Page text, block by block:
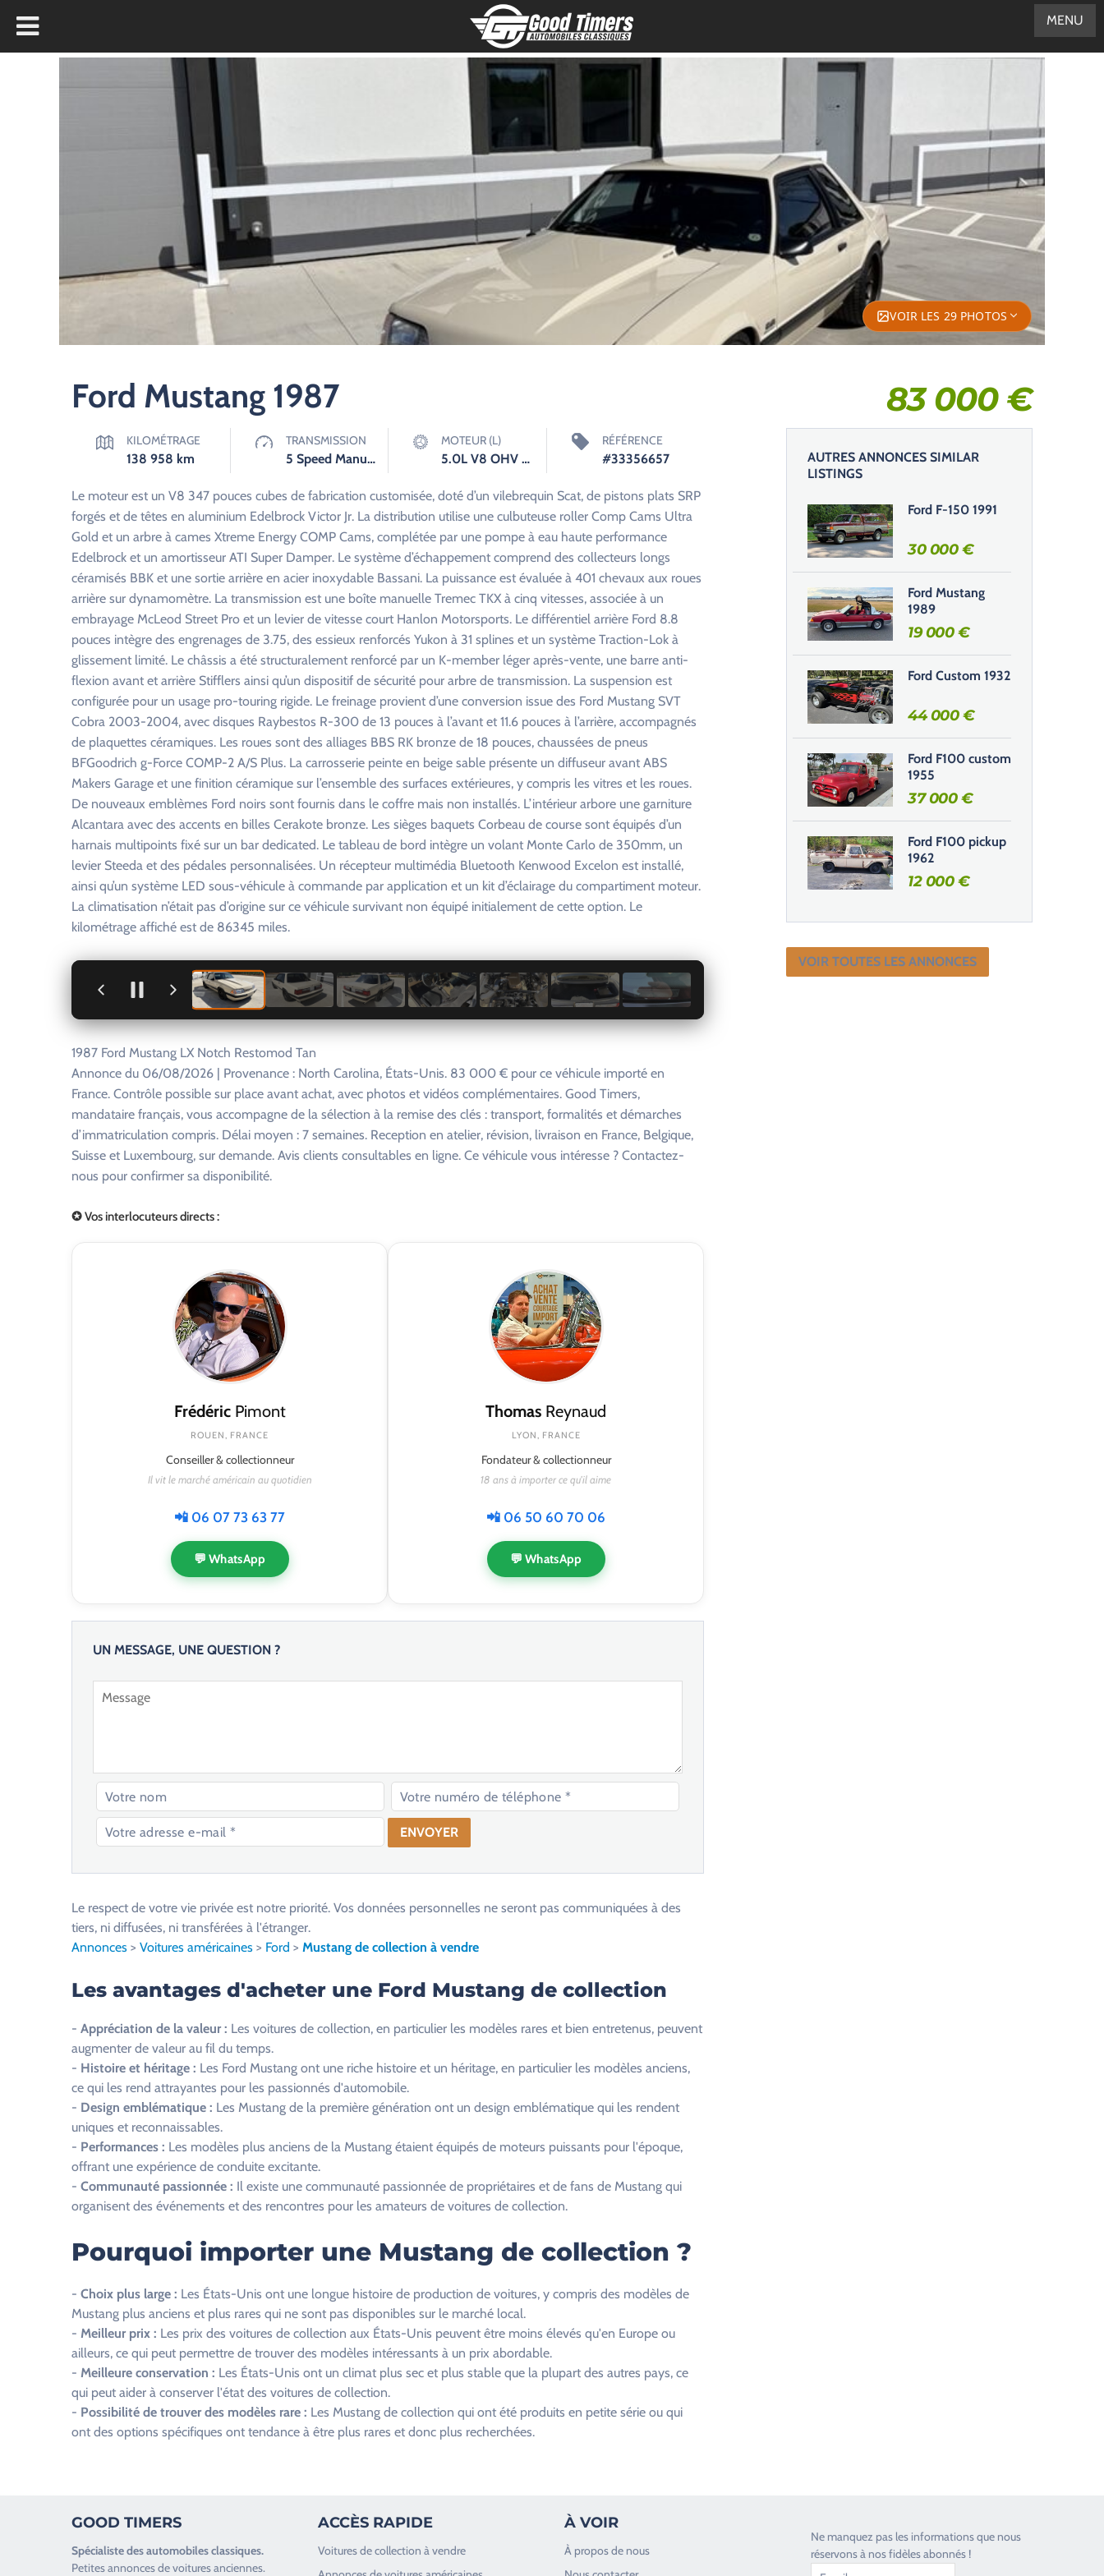
VOIR LES 29 PHOTOS
Ford Mustang 1987 83 000€
KILOMÉTRAGE
138 958 km
TRANSMISSION
5 Speed Manuelle
MOTEUR (L)
5.0L V8 OHV 16V FI Engine
RÉFÉRENCE
#33356657
Le moteur est un V8 347 pouces cubes de fabrication customisée, doté d’un vilebrequin Scat, de pistons plats SRP
forgés et de têtes en aluminium Edelbrock Victor Jr. La distribution utilise une culbuteuse roller Comp Cams Ultra
Gold et un arbre à cames Xtreme Energy COMP Cams, complétée par une pompe à eau haute performance
Edelbrock et un amortisseur ATI Super Damper. Le système d’échappement comprend des collecteurs longs
céramisés BBK et une sortie arrière en acier inoxydable Bassani. La puissance est évaluée à 401 chevaux aux roues
arrière sur dynamomètre. La transmission est une boîte manuelle Tremec TKX à cinq vitesses, associée à un
embrayage McLeod Street Pro et un levier de vitesse court Hanlon Motorsports. Le différentiel arrière Ford 8.8
pouces intègre des engrenages de 3.75, des essieux renforcés Yukon à 31 splines et un système Traction-Lok à
glissement limité. Le châssis a été structuralement renforcé par un K-member léger après-vente, une barre anti-
flexion avant et arrière Stifflers ainsi qu’un dispositif de sécurité pour arbre de transmission. La suspension est
configurée pour un usage pro-touring rigide. Le freinage provient d’une conversion issue des Ford Mustang SVT
Cobra 2003-2004, avec disques Raybestos R-300 de 13 pouces à l’avant et 11.6 pouces à l’arrière, accompagnés
de plaquettes céramiques. Les roues sont des alliages BBS RK bronze de 18 pouces, chaussées de pneus
BFGoodrich g-Force COMP-2 A/S Plus. La carrosserie peinte en beige sable présente un diffuseur avant ABS
Makers Garage et une finition céramique sur l’ensemble des surfaces extérieures, y compris les vitres et les roues.
De nouveaux emblèmes Ford noirs sont fournis dans le coffre mais non installés. L’intérieur arbore une garniture
Alcantara avec des accents en billes Cerakote bronze. Les sièges baquets Corbeau de course sont équipés d’un
harnais multipoints fixé sur un bar dedicated. Le tableau de bord intègre un volant Monte Carlo de 350mm, un
levier Steeda et des pédales personnalisées. Un récepteur multimédia Bluetooth Kenwood Excelon est installé,
ainsi qu’un système LED sous-véhicule à commande par application et un kit d’éclairage du compartiment moteur.
La climatisation n’était pas d’origine sur ce véhicule survivant non équipé initialement de cette option. Le
kilométrage affiché est de 86345 miles.
1987 Ford Mustang LX Notch Restomod Tan
Annonce du 06/08/2026 | Provenance : North Carolina, États-Unis. 83 000 € pour ce véhicule importé en
France. Contrôle possible sur place avant achat, avec photos et vidéos complémentaires. Good Timers,
mandataire français, vous accompagne de la sélection à la remise des clés : transport, formalités et démarches
d’immatriculation compris. Délai moyen : 7 semaines. Reception en atelier, révision, livraison en France, Belgique,
Suisse et Luxembourg, sur demande. Avis clients consultables en ligne. Ce véhicule vous intéresse ? Contactez-
nous pour confirmer sa disponibilité.
✪ Vos interlocuteurs directs :
FrédéricPimont
ROUEN, FRANCE
Conseiller & collectionneur
Il vit le marché américain au quotidien
📲 06 07 73 63 77
💬 WhatsApp
Thomas Reynaud
LYON, FRANCE
Fondateur & collectionneur
18 ans à importer ce qu'il aime
📲 06 50 60 70 06
💬 WhatsApp
UN MESSAGE, UNE QUESTION ?
l
z
a
s
s
e
r
c
e
c
h
m
v
i
d
e
.
Le respect de votre vie privée est notre priorité. Vos données personnelles ne seront pas communiquées à des
tiers, ni diffusées, ni transférées à l'étranger.
Annonces > Voitures américaines > Ford > Mustang de collection à vendre
Les avantages d'acheter une Ford Mustang de collection
- Appréciation de la valeur : Les voitures de collection, en particulier les modèles rares et bien entretenus, peuvent
augmenter de valeur au fil du temps.
- Histoire et héritage : Les Ford Mustang ont une riche histoire et un héritage, en particulier les modèles anciens,
ce qui les rend attrayantes pour les passionnés d'automobile.
- Design emblématique : Les Mustang de la première génération ont un design emblématique qui les rendent
uniques et reconnaissables.
- Performances : Les modèles plus anciens de la Mustang étaient équipés de moteurs puissants pour l'époque,
offrant une expérience de conduite excitante.
- Communauté passionnée : Il existe une communauté passionnée de propriétaires et de fans de Mustang qui
organisent des événements et des rencontres pour les amateurs de voitures de collection.
Pourquoi importer une Mustang de collection ?
- Choix plus large : Les États-Unis ont une longue histoire de production de voitures, y compris des modèles de
Mustang plus anciens et plus rares qui ne sont pas disponibles sur le marché local.
- Meilleur prix : Les prix des voitures de collection aux États-Unis peuvent être moins élevés qu'en Europe ou
ailleurs, ce qui peut permettre de trouver des modèles intéressants à un prix abordable.
- Meilleure conservation : Les États-Unis ont un climat plus sec et plus stable que la plupart des autres pays, ce
qui peut aider à conserver l'état des voitures de collection.
- Possibilité de trouver des modèles rare : Les Mustang de collection qui ont été produits en petite série ou qui
ont des options spécifiques ont tendance à être plus rares et donc plus recherchées.
AUTRES ANNONCES SIMILAR
LISTINGS
Ford F-150 1991
30 000€
Ford Mustang
1989
19 000€
Ford Custom 1932
44 000€
Ford F100 custom
1955
37 000€
Ford F100 pickup
1962
12 000€
VOIR TOUTES LES ANNONCES
GOOD TIMERS
Spécialiste desautomobiles classiques.
Petites annonces devoitures anciennes.
ACCÈS RAPIDE
Voitures de collection à vendre
À VOIR
À propos de nous
Ne manquez pas les informations que nous
réservons à nos fidèles abonnés !
MENU